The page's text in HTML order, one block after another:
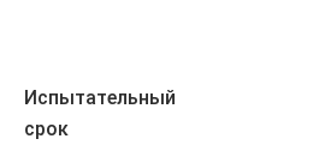
Испытательный
срок